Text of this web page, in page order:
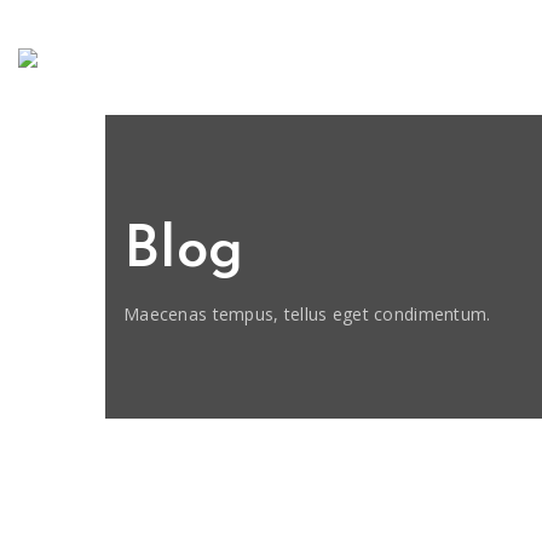
Blog
Maecenas tempus, tellus eget condimentum.